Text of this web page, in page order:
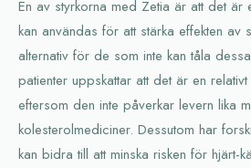
En av styrkorna med Zetia är att det är
kan användas för att stärka effekten av
alternativ för de som inte kan tåla
patienter uppskattar att det är en
eftersom den inte påverkar levern lika
kolesterolmediciner. Dessutom har
kan bidra till att minska risken för hjärt-